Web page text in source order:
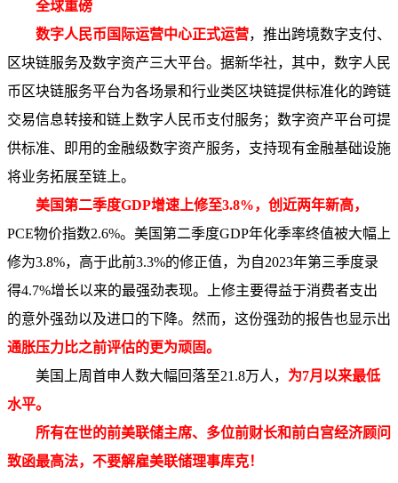
全球重磅
数字人民币国际运营中心正式运营，推出跨境数字支付、
区块链服务及数字资产三大平台。据新华社，其中，数字人民
币区块链服务平台为各场景和行业类区块链提供标准化的跨链
交易信息转接和链上数字人民币支付服务；数字资产平台可提
供标准、即用的金融级数字资产服务，支持现有金融基础设施
将业务拓展至链上。
美国第二季度GDP增速上修至3.8%，创近两年新高，
PCE物价指数2.6%。美国第二季度GDP年化季率终值被大幅上
修为3.8%，高于此前3.3%的修正值，为自2023年第三季度录
得4.7%增长以来的最强劲表现。上修主要得益于消费者支出
的意外强劲以及进口的下降。然而，这份强劲的报告也显示出
通胀压力比之前评估的更为顽固。
美国上周首申人数大幅回落至21.8万人， 为7月以来最低
水平。
所有在世的前美联储主席、多位前财长和前白宫经济顾问
致函最高法，不要解雇美联储理事库克！